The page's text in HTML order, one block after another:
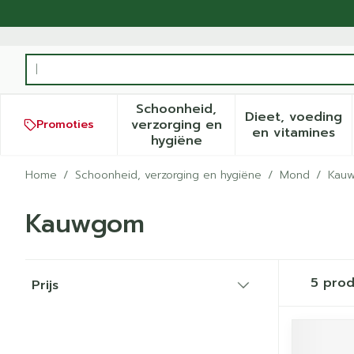
Product, merk, categorie...
Promoties
Schoonheid,
verzorging en
hygiëneToon submenu voor
Dieet, voeding
en vitamines
Toon
Home / Schoonheid, verzorging en hygiëne / Mond /
Kauwgom
Prijs
5